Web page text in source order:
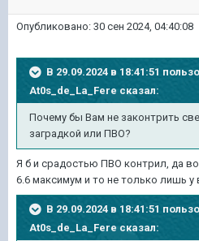
Опубликовано: 30 сен 2024, 04:40:08
В 29.09.2024 в 18:41:51
At0s_de_La_Fere сказал:
Почему бы Вам не законтрить
заградкой или ПВО?
Я б и срадостью ПВО контрил, да
6.6 максимум и то не только лишь у
В 29.09.2024 в 18:41:51
At0s_de_La_Fere сказал: